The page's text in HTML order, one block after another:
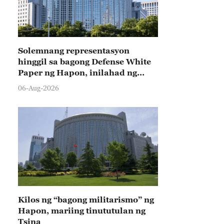
Solemnang representasyon
hinggil sa bagong Defense White
Paper ng Hapon, inilahad ng
Tsina
06-Aug-2026
Kilos ng “bagong militarismo” ng
Hapon, mariing tinututulan ng
Tsina